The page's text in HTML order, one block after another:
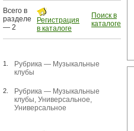
Всего в
разделе
— 2
Регистрация
в каталоге
Поиск в
каталоге
1. Рубрика — Музыкальные
клубы
2. Рубрика — Музыкальные
клубы, Универсальное,
Универсальное